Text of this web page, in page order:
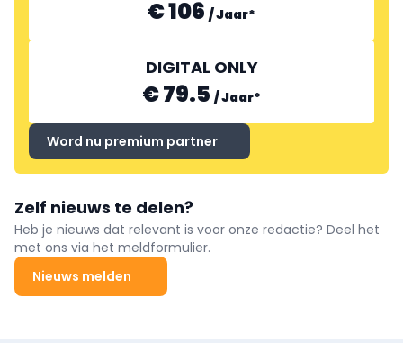
€ 106 /Jaar*
DIGITAL ONLY
€ 79.5 /Jaar*
Word nu premium partner
Zelf nieuws te delen?
Heb je nieuws dat relevant is voor onze redactie? Deel het
met ons via het meldformulier.
Nieuws melden